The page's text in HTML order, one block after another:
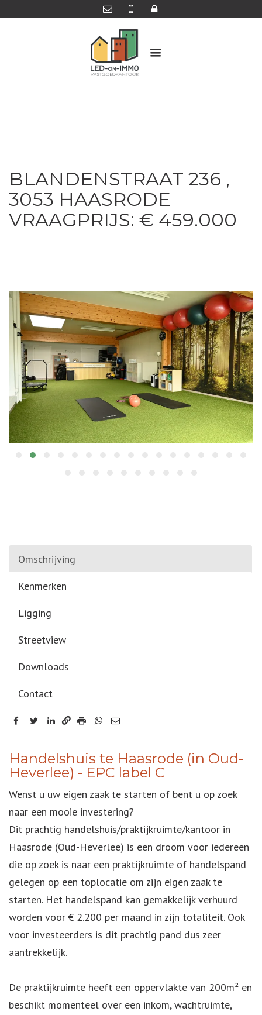
BLANDENSTRAAT 236 ,
3053 HAASRODE
VRAAGPRIJS: € 459.000
Omschrijving
Kenmerken
Ligging
Streetview
Downloads
Contact
facebook
twitterlinkedin
OMSCHRIJVING
Handelshuis te Haasrode (in Oud-
Heverlee) - EPC label C
Wenst u uw eigen zaak te starten of bent u op zoek
naar een mooie investering?
Dit prachtig handelshuis/praktijkruimte/kantoor in
Haasrode (Oud-Heverlee) is een droom voor iedereen
die op zoek is naar een praktijkruimte of handelspand
gelegen op een toplocatie om zijn eigen zaak te
starten. Het handelspand kan gemakkelijk verhuurd
worden voor € 2.200 per maand in zijn totaliteit. Ook
voor investeerders is dit prachtig pand dus zeer
aantrekkelijk.
De praktijkruimte heeft een oppervlakte van 200m² en
beschikt momenteel over een inkom, wachtruimte,